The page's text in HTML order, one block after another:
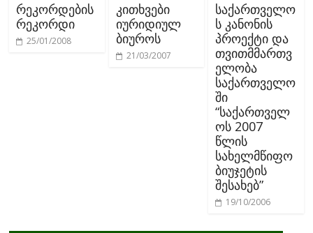
რეკორდების
რეკორდი
25/01/2008
კითხვები
იურიდიულ
ბიუროს
21/03/2007
საქართველო
ს კანონის
პროექტი და
თვითმმართვ
ელობა
საქართველო
ში
“საქართველ
ოს 2007
წლის
სახელმწიფო
ბიუჯეტის
შესახებ”
19/10/2006